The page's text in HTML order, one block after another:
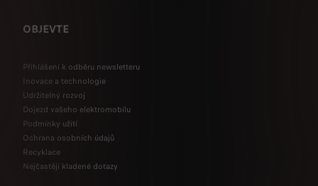
OBJEVTE
Přihlášení k odběru newsletteru
Inovace a technologie
Udržitelný rozvoj
Dojezd vašeho elektromobilu
Podmínky užití
Ochrana osobních údajů
Recyklace
Nejčastěji kladené dotazy